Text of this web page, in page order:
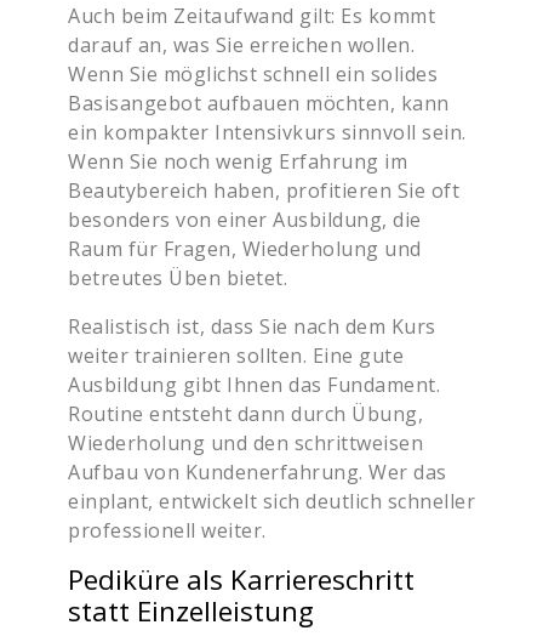
Auch beim Zeitaufwand gilt: Es kommt
darauf an, was Sie erreichen wollen.
Wenn Sie möglichst schnell ein solides
Basisangebot aufbauen möchten, kann
ein kompakter Intensivkurs sinnvoll sein.
Wenn Sie noch wenig Erfahrung im
Beautybereich haben, profitieren Sie oft
besonders von einer Ausbildung, die
Raum für Fragen, Wiederholung und
betreutes Üben bietet.
Realistisch ist, dass Sie nach dem Kurs
weiter trainieren sollten. Eine gute
Ausbildung gibt Ihnen das Fundament.
Routine entsteht dann durch Übung,
Wiederholung und den schrittweisen
Aufbau von Kundenerfahrung. Wer das
einplant, entwickelt sich deutlich schneller
professionell weiter.
Pediküre als Karriereschritt
statt Einzelleistung